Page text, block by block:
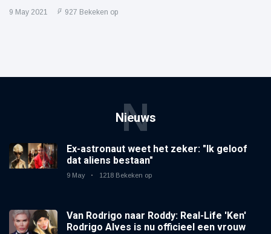
9 May 2021 927 Bekeken op
Nieuws
N
Ex-astronaut weet het zeker: "Ik geloof
dat aliens bestaan"
9 May 1218 Bekeken op
Van Rodrigo naar Roddy: Real-Life 'Ken'
Rodrigo Alves is nu officieel een vrouw